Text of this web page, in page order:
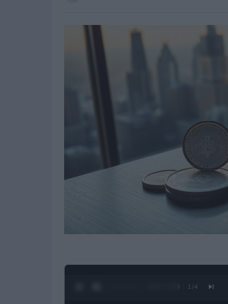
0:28 / 1:23 1 /4